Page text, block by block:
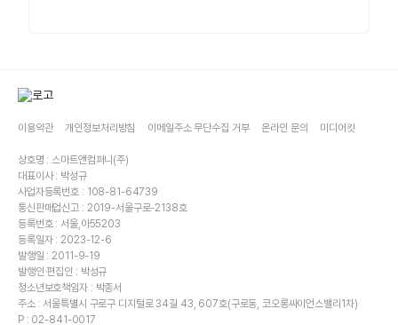
이용약관 개인정보처리방침 이메일주소 무단수집 거부 온라인 문의 미디어킷
상호명 : 스마트앤컴퍼니(주)
대표이사 : 박성규
사업자등록번호 : 108-81-64739
통신판매업신고 : 2019-서울구로-2138호
등록번호 : 서울,아55203
등록일자 : 2023-12-6
발행일 : 2011-9-19
발행인·편집인 : 박성규
청소년보호책임자 : 박종서
주소 : 서울특별시 구로구 디지털로 34길 43, 607호(구로동, 코오롱싸이언스밸리1차)
P : 02-841-0017